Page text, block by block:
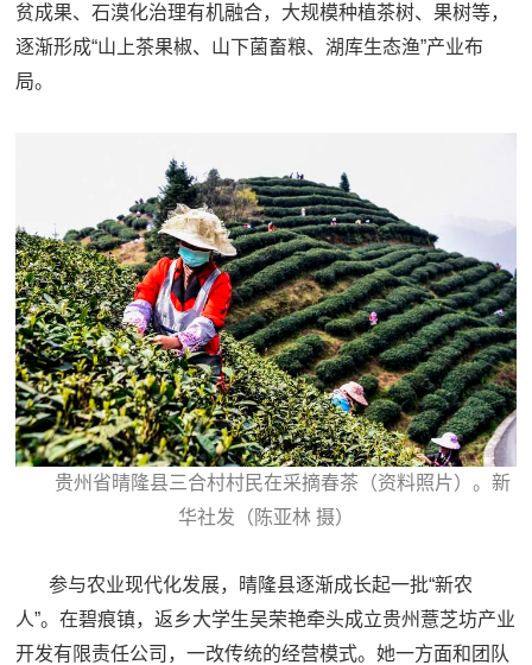
贫成果、石漠化治理有机融合，大规模种植茶树、果树等，
逐渐形成“山上茶果椒、山下菌畜粮、湖库生态渔”产业布
局。
贵州省晴隆县三合村村民在采摘春茶（资料照片）。新
华社发（陈亚林 摄）
参与农业现代化发展，晴隆县逐渐成长起一批“新农
人”。在碧痕镇，返乡大学生吴荣艳牵头成立贵州薏芝坊产业
开发有限责任公司，一改传统的经营模式。她一方面和团队